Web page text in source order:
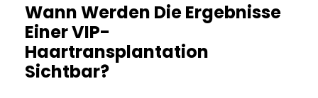
Wann Werden Die Ergebnisse
Einer VIP-
Haartransplantation
Sichtbar?